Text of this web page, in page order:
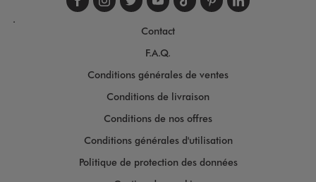
Suivez-nous sur
Suivez-nous sur
Suivez-nous sur
Suivez-nous
Suivez-nous
Suivez-
.
Contact
F.A.Q.
Conditions générales de ventes
Conditions de livraison
Conditions de nos offres
Conditions générales d'utilisation
Politique de protection des données